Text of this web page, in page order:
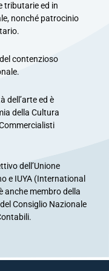
tributarie ed in
nonché patrocinio
contenzioso
dell’arte ed è
della Cultura
dell’Unione
e IUYA (International
anche membro della
Consiglio Nazionale